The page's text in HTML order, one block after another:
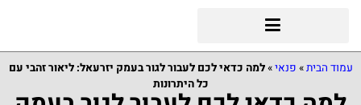
עמוד הבית» פנאי»למה כדאי לכם לעבור לגור בעמק יזרעאל: ליאור זהבי עם
כל היתרונות